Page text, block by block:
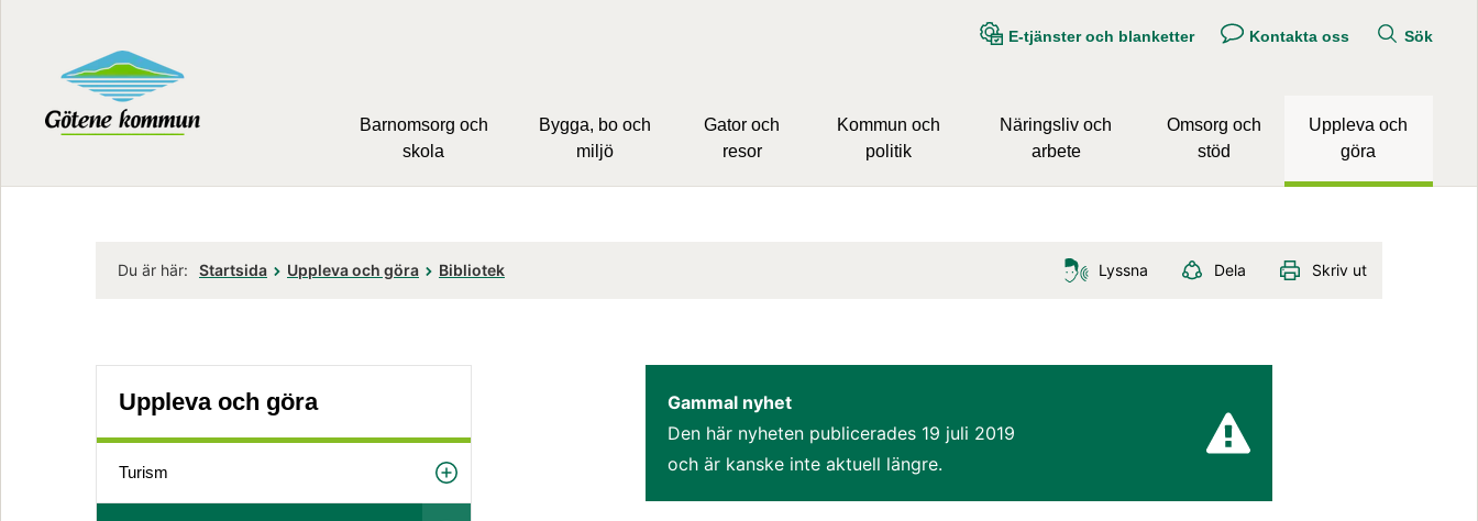
E-tjänster och blanketter Kontakta oss Sök
Barnomsorg och
skola
Bygga, bo och
miljö
Gator och
resor
Kommun och
politik
Näringsliv och
arbete
Omsorg och
stöd
Uppleva och
göra
Du är här: Startsida Uppleva och göra Bibliotek Lyssna Dela Skriv ut
Uppleva och göra
Turism
Gammal nyhet
Den här nyheten publicerades 19 juli 2019
och är kanske inte aktuell längre.